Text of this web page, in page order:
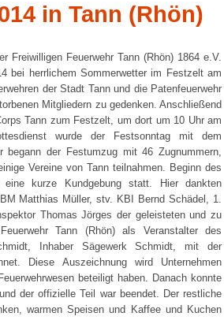
in Tann (Rhön)
Freiwilligen Feuerwehr Tann (Rhön) 1864 e.V.
bei herrlichem Sommerwetter im Festzelt am
der Stadt Tann und die Patenfeuerwehr
Mitgliedern zu gedenken. Anschließend
Tann zum Festzelt, um dort um 10 Uhr am
wurde der Festsonntag mit dem
begann der Festumzug mit 46 Zugnummern,
Vereine von Tann teilnahmen. Beginn des
kurze Kundgebung statt. Hier dankten
Matthias Müller, stv. KBI Bernd Schädel, 1.
Thomas Jörges der geleisteten und zu
Tann (Rhön) als Veranstalter des
Inhaber Sägewerk Schmidt, mit der
Diese Auszeichnung wird Unternehmen
beteiligt haben. Danach konnte
der offizielle Teil war beendet. Der restliche
warmen Speisen und Kaffee und Kuchen